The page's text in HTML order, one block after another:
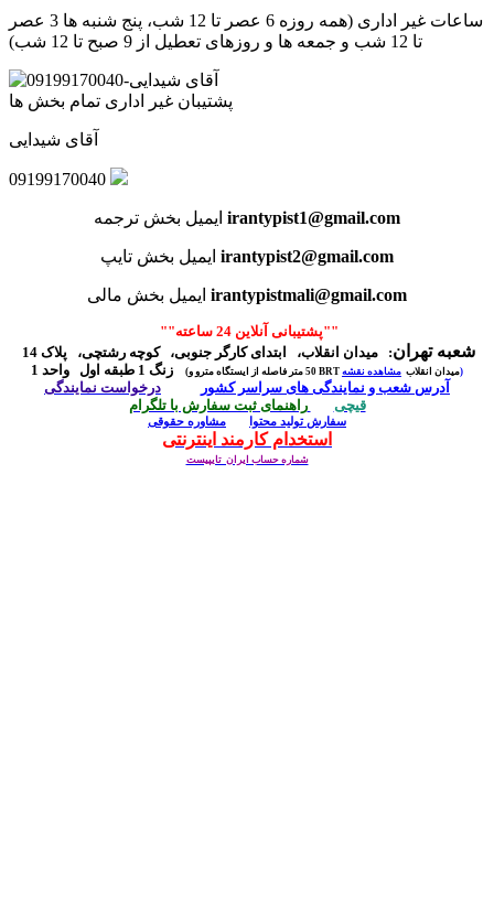
ساعات غیر اداری (همه روزه 6 عصر تا 12 شب، پنج شنبه ها 3 عصر
تا 12 شب و جمعه ها و روزهای تعطیل از 9 صبح تا 12 شب)
پشتیبان غیر اداری تمام بخش ها
آقای شیدایی
09199170040
irantypist1@gmail.com
irantypist2@gmail.com
irantypistmali@gmail.com
""پشتیبانی آنلاین 24 ساعته""
شعبه تهران:
زنگ 1 طبقه اول واحد 1
( 50 متر فاصله از ایستگاه مترو و BRT میدان انقلابمشاهده نقشه)
آدرس شعب و نمایندگی های سراسر کشور
درخواست نمایندگی
قیچی
راهنمای ثبت سفارش با تلگرام
سفارش تولید محتوا مشاوره حقوقی
استخدام کارمند اینترنتی
شماره حساب ایران تایپیست